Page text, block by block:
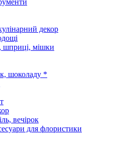
декор
шприці, мішки
шоколаду *
вечірок
для флористики